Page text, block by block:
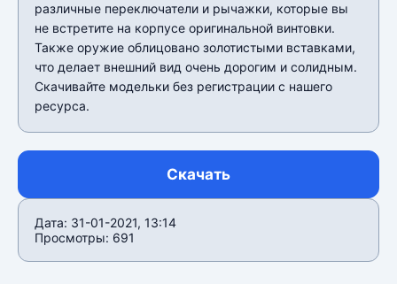
различные переключатели и рычажки, которые вы
не встретите на корпусе оригинальной винтовки.
Также оружие облицовано золотистыми вставками,
что делает внешний вид очень дорогим и солидным.
Скачивайте модельки без регистрации с нашего
ресурса.
Скачать
Дата: 31-01-2021, 13:14
Просмотры: 691